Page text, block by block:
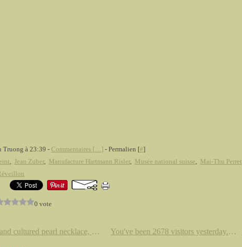
Truong à 23:39 - Commentaires [… ] - Permalien [#]
, Jean Zuber, Manufacture Hartmann Risler, Musée national suisse, Mai-Thu Perret
0 vote
An agate and cultured pearl necklace, Jean Vendome You've been 2678 visitors yesterday. Many thanks